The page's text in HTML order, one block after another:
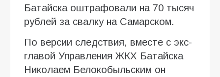
Батайска оштрафовали на 70 тысяч
рублей за свалку на Самарском.
По версии следствия, вместе с экс-
главой Управления ЖКХ Батайска
Николаем Белокобыльским он